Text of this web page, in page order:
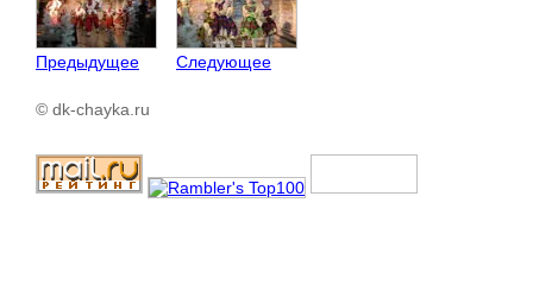
Предыдущее Следующее
© dk-chayka.ru